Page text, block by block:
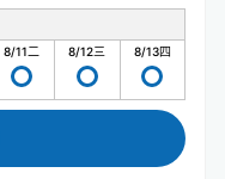
8/11二 8/12三 8/13四